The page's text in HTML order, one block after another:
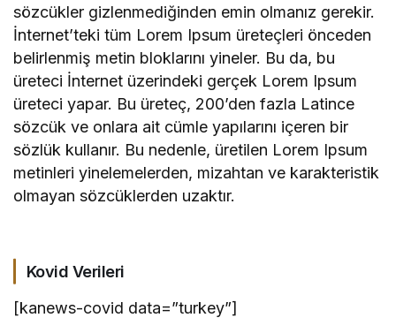
sözcükler gizlenmediğinden emin olmanız gerekir.
İnternet’teki tüm Lorem Ipsum üreteçleri önceden
belirlenmiş metin bloklarını yineler. Bu da, bu
üreteci İnternet üzerindeki gerçek Lorem Ipsum
üreteci yapar. Bu üreteç, 200’den fazla Latince
sözcük ve onlara ait cümle yapılarını içeren bir
sözlük kullanır. Bu nedenle, üretilen Lorem Ipsum
metinleri yinelemelerden, mizahtan ve karakteristik
olmayan sözcüklerden uzaktır.
Kovid Verileri
[kanews-covid data=”turkey”]